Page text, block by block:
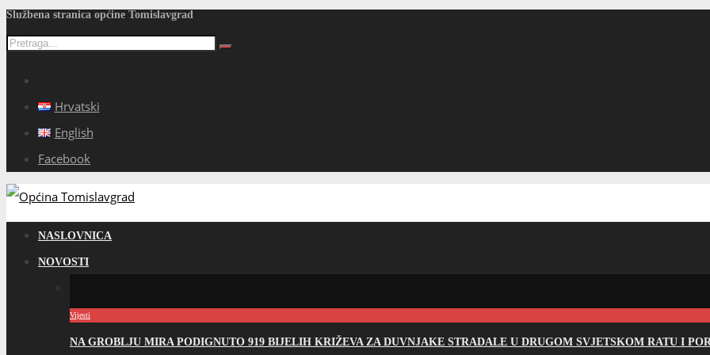
Službena stranica općine Tomislavgrad
Hrvatski
English
Facebook
NASLOVNICA
NOVOSTI
Vijesti
NA GROBLJU MIRA PODIGNUTO 919 BIJELIH KRIŽEVA ZA DUVNJAKE STRADALE U DRUGOM SVJETSKOM RATU I